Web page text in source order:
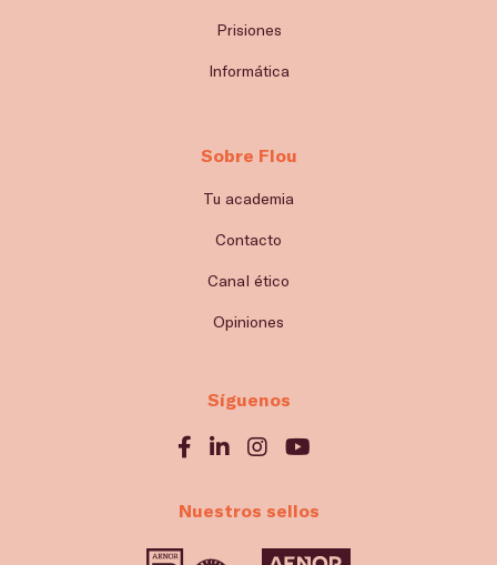
Prisiones
Informática
Sobre Flou
Tu academia
Contacto
Canal ético
Opiniones
Síguenos
Nuestros sellos